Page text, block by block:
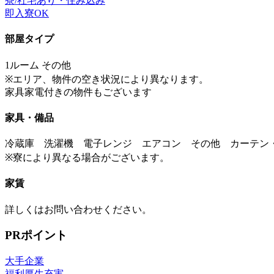
即入寮OK
部屋タイプ
1ルーム その他
※エリア、物件の空き状況により異なります。
家具家電付きの物件もございます
家具・備品
冷蔵庫 洗濯機 電子レンジ エアコン その他 カーテン
※寮により異なる場合がございます。
家賃
詳しくはお問い合わせください。
PRポイント
大手企業